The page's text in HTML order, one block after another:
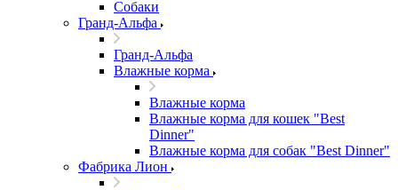
Собаки
Гранд-Альфа
Гранд-Альфа
Влажные корма
Влажные корма
Влажные корма для кошек "Best
Dinner"
Влажные корма для собак "Best Dinner"
Фабрика Лион